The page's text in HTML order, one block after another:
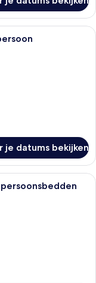
hotelkamer met een
je datums bekijken
met twee bedden,